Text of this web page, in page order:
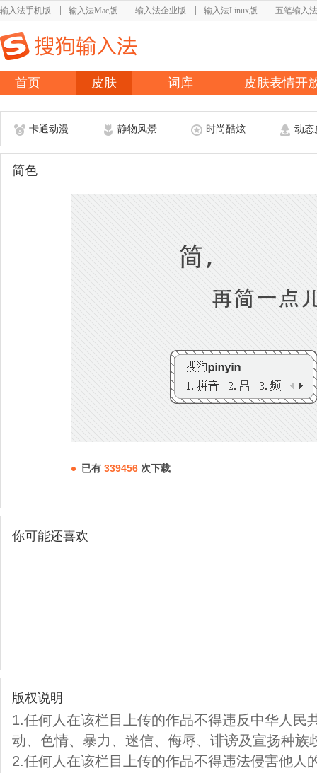
输入法手机版 输入法Mac版 输入法企业版 输入法Linux版 五笔输入法
首页 皮肤 词库 皮肤表情开
卡通动漫 静物风景 时尚酷炫 动态
简色
已有 339456 次下载
你可能还喜欢
版权说明
1.任何人在该栏目上传的作品不得违反中华人民
动、色情、暴力、迷信、侮辱、诽谤及宣扬种族
2.任何人在该栏目上传的作品不得违法侵害他人